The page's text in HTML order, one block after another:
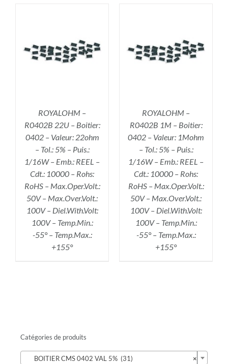
ROYALOHM –
R0402B 22U – Boitier:
0402 – Valeur: 22ohm
– Tol.: 5% – Puis.:
1/16W – Emb.: REEL –
Cdt.: 10000 – Rohs:
RoHS – Max.Oper.Volt.:
50V – Max.Over.Volt.:
100V – Diel.With.Volt:
100V – Temp.Min.:
-55° – Temp.Max.:
+155°
AJOUTER AU PANIER
/
DÉTAILS
ROYALOHM –
R0402B 1M – Boitier:
0402 – Valeur: 1Mohm
– Tol.: 5% – Puis.:
1/16W – Emb.: REEL –
Cdt.: 10000 – Rohs:
RoHS – Max.Oper.Volt.:
50V – Max.Over.Volt.:
100V – Diel.With.Volt:
100V – Temp.Min.:
-55° – Temp.Max.:
+155°
Catégories de produits
×
BOITIER CMS 0402 VAL 5% (31)